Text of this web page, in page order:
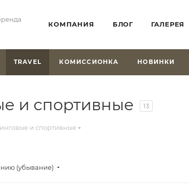
КОМПАНИЯ БЛОГ ГАЛЕРЕЯ
TRAVEL КОМИССИОНКА НОВИНКИ
и спортивные 13
и спортивные
(убывание)